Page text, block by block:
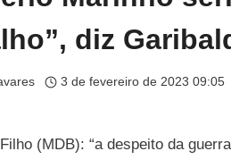
diz
3 de fevereiro de 2023 09:05
(MDB): “a despeito da